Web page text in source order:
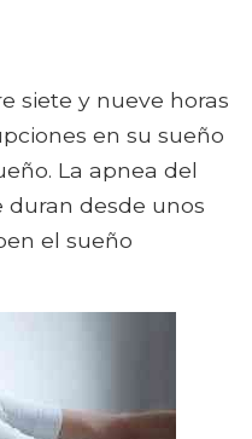
siete y nueve horas
en su sueño
La apnea del
duran desde unos
el sueño